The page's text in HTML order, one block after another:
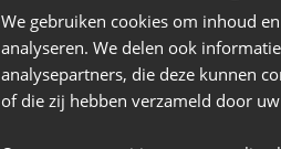
We gebruiken cookies om inhoud
analyseren. We delen ook
analysepartners, die deze kunnen
of die zij hebben verzameld door